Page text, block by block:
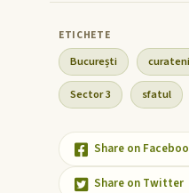
București
Sector 3 sfatul
Share on
Share on Twitter